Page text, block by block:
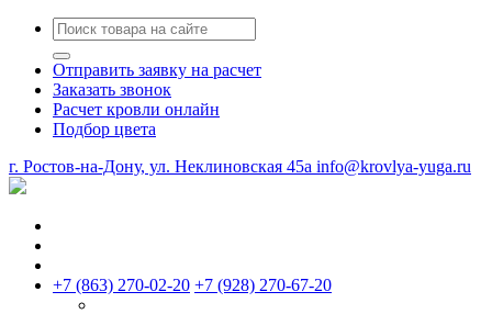
Отправить заявку на расчет
Заказать звонок
Расчет кровли онлайн
Подбор цвета
г. Ростов-на-Дону, ул. Неклиновская 45a info@krovlya-yuga.ru
+7 (863) 270-02-20 +7 (928) 270-67-20